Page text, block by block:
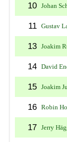
10 Johan
11 Gustav
13 Joakim
14 David
15 Joakim
16 Robin
17 Jerry